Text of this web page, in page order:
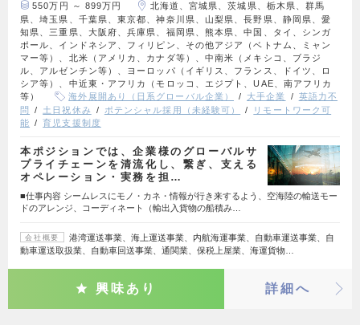
550万円 ～ 899万円
北海道、宮城県、茨城県、栃木県、群馬
県、埼玉県、千葉県、東京都、神奈川県、山梨県、長野県、静岡県、愛
知県、三重県、大阪府、兵庫県、福岡県、熊本県、中国、タイ、シンガ
ポール、インドネシア、フィリピン、その他アジア（ベトナム、ミャン
マー等）、北米（アメリカ、カナダ等）、中南米（メキシコ、ブラジ
ル、アルゼンチン等）、ヨーロッパ（イギリス、フランス、ドイツ、ロ
シア等）、中近東・アフリカ（モロッコ、エジプト、UAE、南アフリカ
等）
海外展開あり（日系グローバル企業） 大手企業
英語力不
問
土日祝休み ポテンシャル採用（未経験可）
リモートワーク可
能
育児支援制度
本ポジションでは、企業様のグローバルサ
プライチェーンを清流化し、繋ぎ、支える
オペレーション・実務を担…
■仕事内容 シームレスにモノ・カネ・情報が行き来するよう、空海陸の輸送モー
ドのアレンジ、コーディネート（輸出入貨物の船積み…
会社概要
港湾運送事業、海上運送事業、内航海運事業、自動車運送事業、自
動車運送取扱業、自動車回送事業、通関業、保税上屋業、海運貨物…
興味あり 詳細へ